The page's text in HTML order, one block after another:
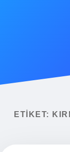
Yasal Uyarı
ETIKET: